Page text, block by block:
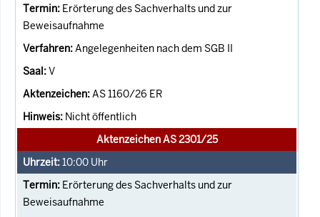
Erörterung des Sachverhalts und zur
Beweisaufnahme
Angelegenheiten nach dem SGB II
V
AS 1160/26 ER
Nicht öffentlich
Aktenzeichen AS 2301/25
10:00 Uhr
Erörterung des Sachverhalts und zur
Beweisaufnahme